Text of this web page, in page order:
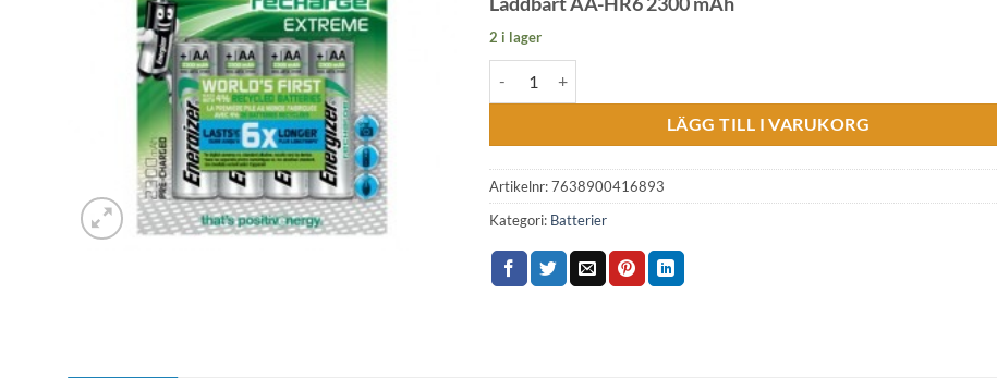
2 i lager
LÄGG TILL I VARUKORG
Artikelnr:7638900416893
Kategori: Batterier